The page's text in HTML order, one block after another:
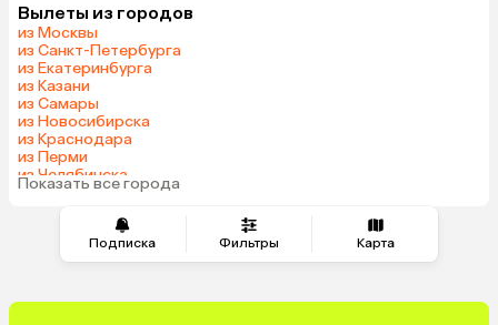
Подписка Фильтры Карта
Шри-Ланка
Азербайджан
Сербия
Киргизия
Саудовская Аравия
Венгрия
Вылеты из городов
из Москвы
из Санкт-Петербурга
из Екатеринбурга
из Казани
из Самары
из Новосибирска
из Краснодара
из Перми
из Челябинска
из Тюмени
Показать все города